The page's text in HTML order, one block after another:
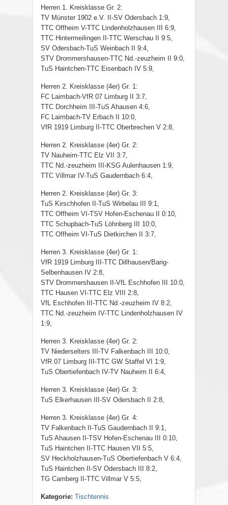
Herren 1. Kreisklasse Gr. 2:
TV Münster 1902 e.V. II-SV Odersbach 1:9,
TTC Offheim V-TTC Lindenholzhausen III 6:9,
TTC Hintermeilingen II-TTC Werschau II 9:5,
SV Odersbach-TuS Weinbach II 9:4,
STV Drommershausen-TTC Nd.-zeuzheim II 9:0,
TuS Haintchen-TTC Eisenbach IV 5:9,
Herren 2. Kreisklasse (4er) Gr. 1:
FC Laimbach-VfR 07 Limburg II 3:7,
TTC Dorchheim III-TuS Ahausen 4:6,
FC Laimbach-TV Erbach II 10:0,
VfR 1919 Limburg II-TTC Oberbrechen V 2:8,
Herren 2. Kreisklasse (4er) Gr. 2:
TV Nauheim-TTC Elz VII 3:7,
TTC Nd.-zeuzheim III-KSG Aulenhausen 1:9,
TTC Villmar IV-TuS Gaudernbach 6:4,
Herren 2. Kreisklasse (4er) Gr. 3:
TuS Kirschhofen II-TuS Wirbelau III 9:1,
TTC Offheim VI-TSV Hofen-Eschenau II 0:10,
TTC Schupbach-TuS Löhnberg III 10:0,
TTC Offheim VI-TuS Dietkirchen II 3:7,
Herren 3. Kreisklasse (4er) Gr. 1:
VfR 1919 Limburg III-TTC Dillhausen/Barig-
Selbenhausen IV 2:8,
STV Drommershausen II-VfL Eschhofen III 10:0,
TTC Hausen VI-TTC Elz VIII 2:8,
VfL Eschhofen III-TTC Nd.-zeuzheim IV 8:2,
TTC Nd.-zeuzheim IV-TTC Lindenholzhausen IV
1:9,
Herren 3. Kreisklasse (4er) Gr. 2:
TV Niederselters III-TV Falkenbach III 10:0,
VfR 07 Limburg III-TTC GW Staffel VI 1:9,
TuS Obertiefenbach IV-TV Nauheim II 6:4,
Herren 3. Kreisklasse (4er) Gr. 3:
TuS Elkerhausen III-SV Odersbach II 2:8,
Herren 3. Kreisklasse (4er) Gr. 4:
TV Falkenbach II-TuS Gaudernbach II 9:1,
TuS Ahausen II-TSV Hofen-Eschenau III 0:10,
TuS Haintchen II-TTC Hausen VII 5:5,
SV Heckholzhausen-TuS Obertiefenbach V 6:4,
TuS Haintchen II-SV Odersbach III 8:2,
TG Camberg II-TTC Villmar V 5:5,
Kategorie: Tischtennis